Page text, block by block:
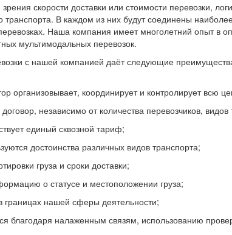
скорости доставки или стоимости перевозки,
В каждом из них будут соединены
Наша компания имеет многолетний опыт в
мультимодальных перевозок.
с нашей компанией даёт следующие
организовывает, координирует и контролирует всю
независимо от количества перевозчиков,
единый сквозной тариф;
достоинства различных видов транспорта;
груза и сроки доставки;
о статусе и местоположении груза;
границах нашей сферы деятельности;
благодаря налаженным связям, использованию